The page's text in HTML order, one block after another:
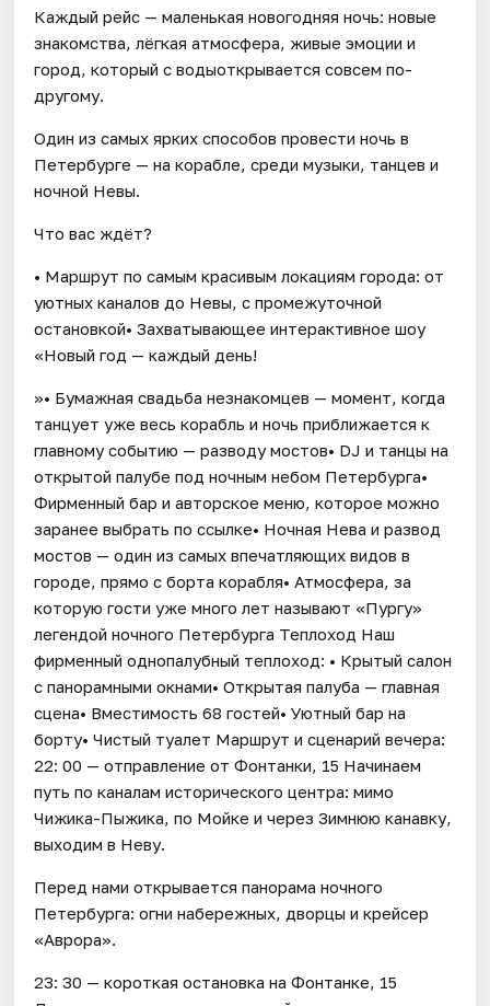
Каждый рейс — маленькая новогодняя ночь: новые
знакомства, лёгкая атмосфера, живые эмоции и
город, который с водыоткрывается совсем по-
другому.
Один из самых ярких способов провести ночь в
Петербурге — на корабле, среди музыки, танцев и
ночной Невы.
Что вас ждёт?
• Маршрут по самым красивым локациям города: от
уютных каналов до Невы, с промежуточной
остановкой• Захватывающее интерактивное шоу
«Новый год — каждый день!
»• Бумажная свадьба незнакомцев — момент, когда
танцует уже весь корабль и ночь приближается к
главному событию — разводу мостов• DJ и танцы на
открытой палубе под ночным небом Петербурга•
Фирменный бар и авторское меню, которое можно
заранее выбрать по ссылке• Ночная Нева и развод
мостов — один из самых впечатляющих видов в
городе, прямо с борта корабля• Атмосфера, за
которую гости уже много лет называют «Пургу»
легендой ночного Петербурга Теплоход Наш
фирменный однопалубный теплоход: • Крытый салон
с панорамными окнами• Открытая палуба — главная
сцена• Вместимость 68 гостей• Уютный бар на
борту• Чистый туалет Маршрут и сценарий вечера:
22: 00 — отправление от Фонтанки, 15 Начинаем
путь по каналам исторического центра: мимо
Чижика-Пыжика, по Мойке и через Зимнюю канавку,
выходим в Неву.
Перед нами открывается панорама ночного
Петербурга: огни набережных, дворцы и крейсер
«Аврора».
23: 30 — короткая остановка на Фонтанке, 15